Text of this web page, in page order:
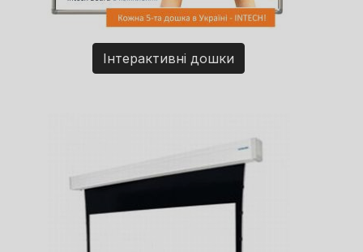
Інтерактивні дошки